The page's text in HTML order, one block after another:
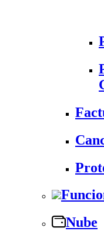
Nube